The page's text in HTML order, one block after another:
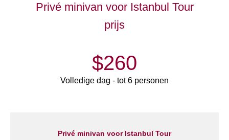
Privé minivan voor Istanbul Tour
prijs
$260
Volledige dag - tot 6 personen
Privé minivan voor Istanbul Tour